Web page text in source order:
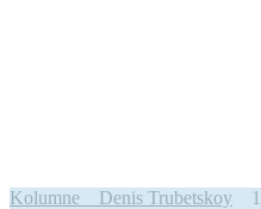
Kolumne Denis Trubetskoy